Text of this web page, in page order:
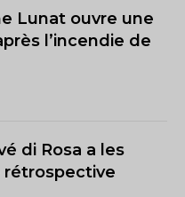
Lunat ouvre une
l’incendie de
di Rosa a les
rétrospective